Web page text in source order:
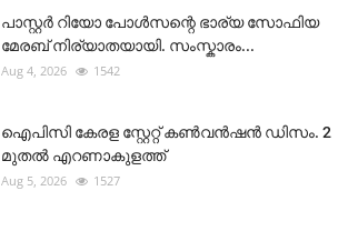
പാസ്റ്റർ റിയോ പോൾസന്റെ ഭാര്യ സോഫിയ
മേരബ് നിര്യാതയായി. സംസ്കാരം...
Aug 4, 2026 1542
ഐപിസി കേരള സ്റ്റേറ്റ് കൺവൻഷൻ ഡിസം. 2
മുതൽ എറണാകുളത്ത്
Aug 5, 2026 1527